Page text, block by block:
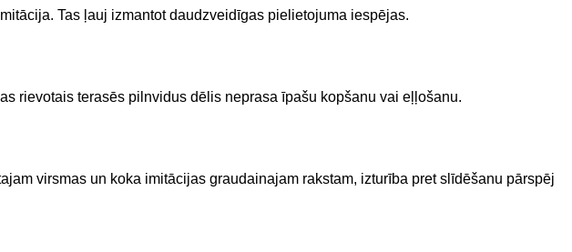
Tas ļauj izmantot daudzveidīgas pielietojuma iespējas.
rievotais terasēs pilnvidus dēlis neprasa īpašu kopšanu vai eļļošanu.
virsmas un koka imitācijas graudainajam rakstam, izturība pret slīdēšanu pārspēj